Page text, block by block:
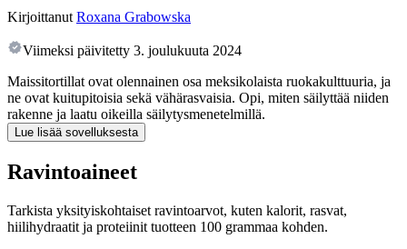
Kirjoittanut Roxana Grabowska
Viimeksi päivitetty 3. joulukuuta 2024
Maissitortillat ovat olennainen osa meksikolaista ruokakulttuuria, ja
ne ovat kuitupitoisia sekä vähärasvaisia. Opi, miten säilyttää niiden
rakenne ja laatu oikeilla säilytysmenetelmillä.
Lue lisää sovelluksesta
Ravintoaineet
Tarkista yksityiskohtaiset ravintoarvot, kuten kalorit, rasvat,
hiilihydraatit ja proteiinit tuotteen 100 grammaa kohden.